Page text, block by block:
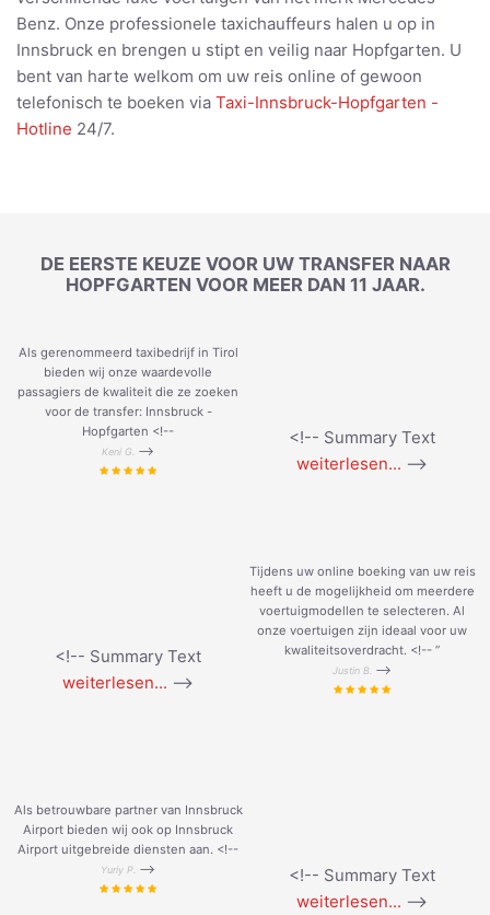
Benz. Onze professionele taxichauffeurs halen u op in
Innsbruck en brengen u stipt en veilig naar Hopfgarten. U
bent van harte welkom om uw reis online of gewoon
telefonisch te boeken via Taxi-Innsbruck-Hopfgarten -
Hotline 24/7.
DE EERSTE KEUZE VOOR UW TRANSFER NAAR
HOPFGARTEN VOOR MEER DAN 11 JAAR.
Als gerenommeerd taxibedrijf in Tirol
bieden wij onze waardevolle
passagiers de kwaliteit die ze zoeken
voor de transfer: Innsbruck -
Hopfgarten <!--
Keni G. -->
<!-- Summary Text
weiterlesen... -->
<!-- Summary Text
weiterlesen... -->
Tijdens uw online boeking van uw reis
heeft u de mogelijkheid om meerdere
voertuigmodellen te selecteren. Al
onze voertuigen zijn ideaal voor uw
kwaliteitsoverdracht. <!-- ”
Justin B. -->
Als betrouwbare partner van Innsbruck
Airport bieden wij ook op Innsbruck
Airport uitgebreide diensten aan. <!--
Yuriy P. -->
<!-- Summary Text
weiterlesen... -->